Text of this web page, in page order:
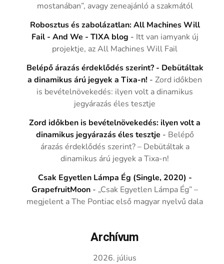
mostanában”, avagy zeneajánló a szakmától
Robosztus és zabolázatlan: All Machines Will
Fail - And We - TIXA blog - Itt van iamyank új
projektje, az All Machines Will Fail
Belépő árazás érdeklődés szerint? - Debütáltak
a dinamikus árú jegyek a Tixa-n! -Zord időkben
is bevételnövekedés: ilyen volt a dinamikus
jegyárazás éles tesztje
Zord időkben is bevételnövekedés: ilyen volt a
dinamikus jegyárazás éles tesztje - Belépő
árazás érdeklődés szerint? – Debütáltak a
dinamikus árú jegyek a Tixa-n!
Csak Egyetlen Lámpa Ég (Single, 2020) -
GrapefruitMoon - „Csak Egyetlen Lámpa Ég” –
megjelent a The Pontiac első magyar nyelvű dala
Archívum
2026. július